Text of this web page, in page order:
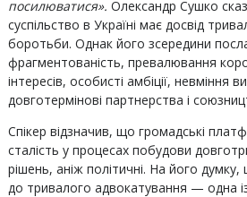
посилюватися». Олександр Сушко
суспільство в Україні має досвід
боротьби. Однак його зсередини
фрагментованість, превалювання
інтересів, особисті амбіції, невміння
довготермінові партнерства і
Спікер відзначив, що громадські
сталість у процесах побудови
рішень, аніж політичні. На його
до тривалого адвокатування — одна